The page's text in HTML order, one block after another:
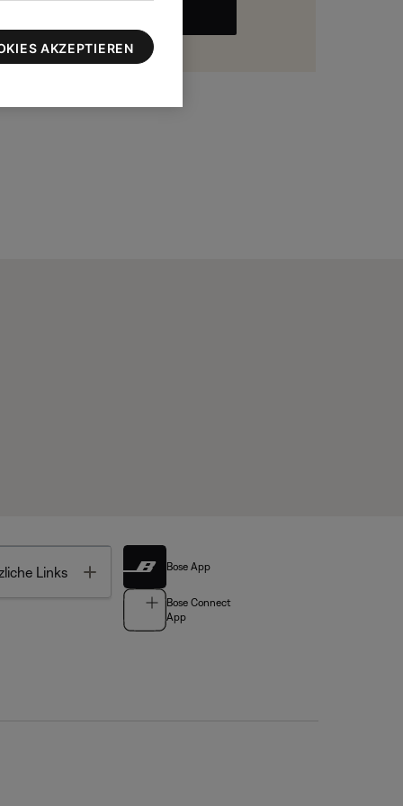
Links Toggle Bose App
Bose Connect
App
AKZEPTIEREN